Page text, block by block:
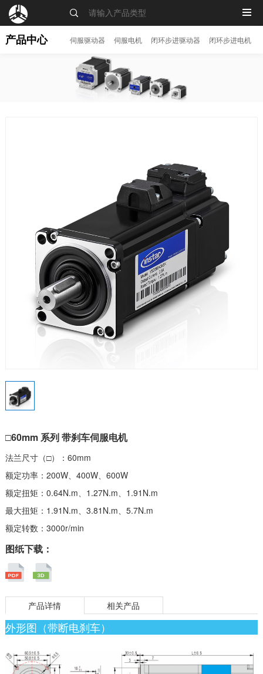
MENU
产品中心 伺服驱动器 伺服电机 闭环步进驱动器 闭环步进电机
□60mm 系列 带刹车伺服电机
法兰尺寸（□）：60mm
额定功率：200W、400W、600W
额定扭矩：0.64N.m、1.27N.m、1.91N.m
最大扭矩：1.91N.m、3.81N.m、5.7N.m
额定转数：3000r/min
图纸下载：
产品详情 相关产品
外形图（带断电刹车）